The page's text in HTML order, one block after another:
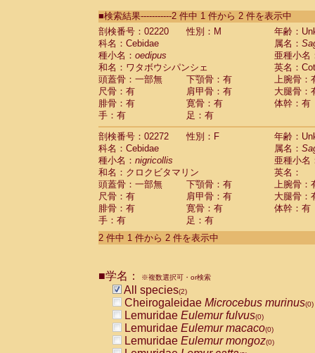
CebidaeSaguinus labiatus(0)
Cebidae Saguinus leucopus (0)
Cebidae
Cebidae
CebidaeSaguinus nigricollis (1)
Cebidae Saguinus oedipus
Cebidae Saguinus weddelli
Cebidae Saguinusspp.
Cebidae Aotus trivirgatus
Cebidae Cebus albifrons
Cebidae
CebidaeCebus capucinus
CebidaeCebus nigrivittatus
Cebidae Cebusspp.(0)
Cebidae Saimiri boliviensis
Cebidae Saimiri sciureus
Atelidae Alouatta caraya
AtelidaeAlouatta fusca
AtelidaeAlouatta seniculus
AtelidaeAteles belzebuth
AtelidaeAteles geoffroyi
AtelidaeAteles paniscus(0)
AtelidaeAtelesspp. (0)
AtelidaeLagothrix lagothricha
AtelidaeLagothrix lagothricha cana
PitheciidaeCacajao calvus
■検索結果-----------2 件中 1 件から 2 件を表示中
剖検番号：02220
性別：M
年齢：
科名：Cebidae
属名：
種小名： oedipus
亜種小名
和名：ワタボウシパンシェ
英名：
頭蓋骨：一部無
下顎骨：有
上腕骨：
尺骨：有
肩甲骨：有
大腿骨：
腓骨：有
寛骨：有
体幹：有
手：有
足：有
剖検番号：02272
性別：F
年齢：
科名：Cebidae
属名：
種小名： nigricollis
亜種小名
和名：クロクビタマリン
英名：
頭蓋骨：一部無
下顎骨：有
上腕骨：
尺骨：有
肩甲骨：有
大腿骨：
腓骨：有
寛骨：有
体幹：有
手：有
足：有
2 件中 1 件から 2 件を表示中
■学名： ※複数選択可・or検索
All species(2)
Cheirogaleidae Microcebus murinus(0)
Lemuridae Eulemur fulvus(0)
Lemuridae Eulemur macaco(0)
Lemuridae Eulemur mongoz(0)